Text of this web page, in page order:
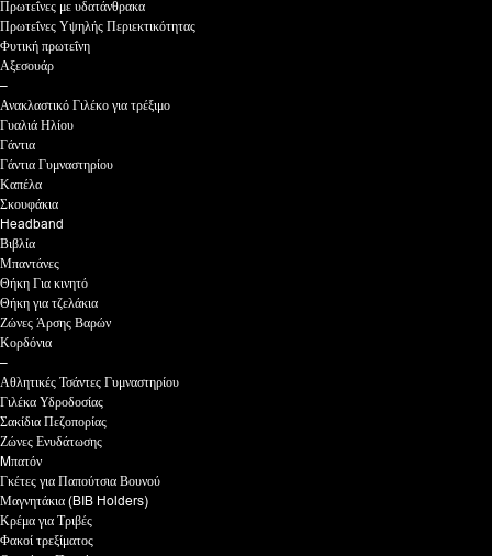
Πρωτεΐνες με υδατάνθρακα
Πρωτεΐνες Υψηλής Περιεκτικότητας
Φυτική πρωτεΐνη
Αξεσουάρ
–
Ανακλαστικό Γιλέκο για τρέξιμο
Γυαλιά Ηλίου
Γάντια
Γάντια Γυμναστηρίου
Καπέλα
Σκουφάκια
Headband
Βιβλία
Μπαντάνες
Θήκη Για κινητό
Θήκη για τζελάκια
Ζώνες Άρσης Βαρών
Κορδόνια
–
Αθλητικές Τσάντες Γυμναστηρίου
Γιλέκα Υδροδοσίας
Σακίδια Πεζοπορίας
Ζώνες Ενυδάτωσης
Mπατόν
Γκέτες για Παπούτσια Βουνού
Μαγνητάκια (BIB Holders)
Κρέμα για Τριβές
Φακοί τρεξίματος